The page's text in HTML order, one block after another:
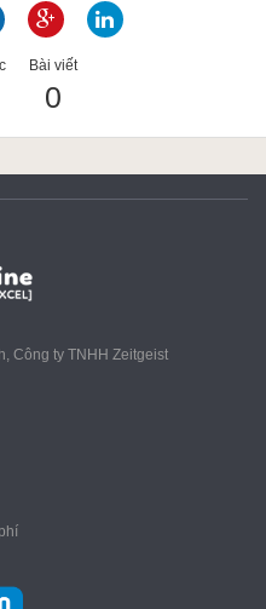
Bài viết
0
Công ty TNHH Zeitgeist